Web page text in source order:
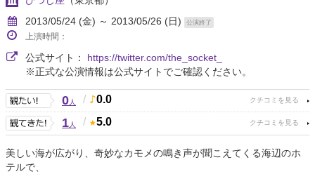
2013/05/24 (金) ～ 2013/05/26 (日)
公演終了
上演時間：
公式サイト： https://twitter.com/the_socket_
※正式な公演情報は公式サイトでご確認ください。
0人 / 0.0
1人 / 5.0
美しい海が広がり、奇妙なカモメの鳴き声が聞こえてくる海辺のホ
テルで、